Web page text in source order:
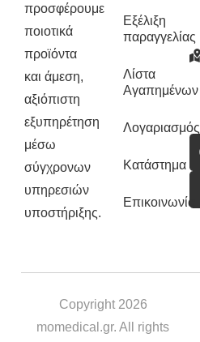
προσφέρουμε
ποιοτικά
προϊόντα
και άμεση,
αξιόπιστη
εξυπηρέτηση
μέσω
σύγχρονων
υπηρεσιών
υποστήριξης.
Εξέλιξη
παραγγελίας
Λίστα
Αγαπημένων
Λογαριασμός
Κατάστημα
Επικοινωνία
Copyright 2026
momedical.gr. All rights